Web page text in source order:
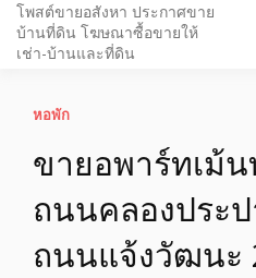
โพสต์ขายอสังหา ประกาศขาย
บ้านที่ดิน โฆษณาซื้อขายให้
เช่า-บ้านและที่ดิน
หอพัก
ขายอพาร์ทเม้
ถนนคลองประ
ถนนแจ้งวัฒนะ